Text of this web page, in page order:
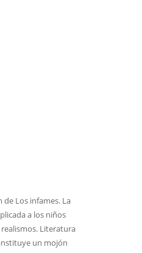
de Los infames. La
a los niños
Literatura
un mojón